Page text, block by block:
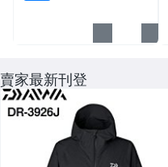
賣家最新刊登